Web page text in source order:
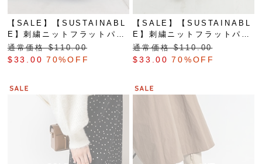
【SALE】【SUSTAINABL
E】刺繍ニットフラットパン
プス
通常価格 $‌110.00
$‌33.00 70%OFF
【SALE】【SUSTAINABL
E】刺繍ニットフラットパン
プス
通常価格 $‌110.00
$‌33.00 70%OFF